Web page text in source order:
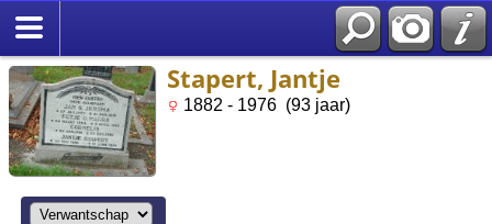
Stapert, Jantje
1882 - 1976 (93 jaar)